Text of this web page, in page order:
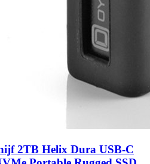
2TB Helix Dura USB-C